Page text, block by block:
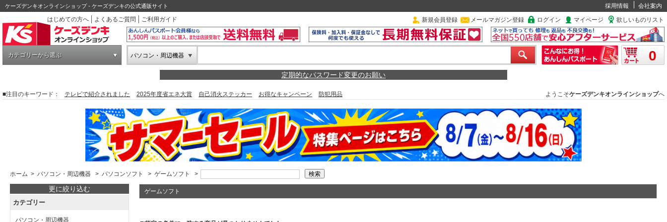
ケーズデンキオンラインショップ - ケーズデンキの公式通販サイト 採用情報
会社案内
はじめての方へ
よくあるご質問 ご利用ガイド 新規会員登録 メールマガジン登録 ログイン マイページ 欲しいものリスト
カテゴリーから選ぶ パソコン・周辺機器 0
定期的なパスワード変更のお願い
■注目のキーワード： テレビで紹介されました 2025年度省エネ大賞 自己消火ステッカー お得なキャンペーン 防犯用品 ようこそケーズデンキオンラインショップへ
ホーム > パソコン・周辺機器 > パソコンソフト > ゲームソフト >
更に絞り込む
カテゴリー
パソコン・周辺機器
ゲームソフト